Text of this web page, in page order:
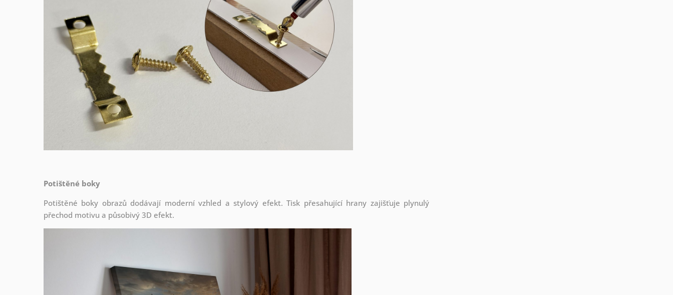
Potištěné boky
Potištěné boky obrazů dodávají moderní vzhled a stylový efekt. Tisk přesahující hrany zajišťuje plynulý
přechod motivu a působivý 3D efekt.